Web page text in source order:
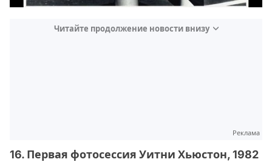
Читайте продолжение новости внизу
Реклама
16. Первая фотосессия Уитни Хьюстон, 1982